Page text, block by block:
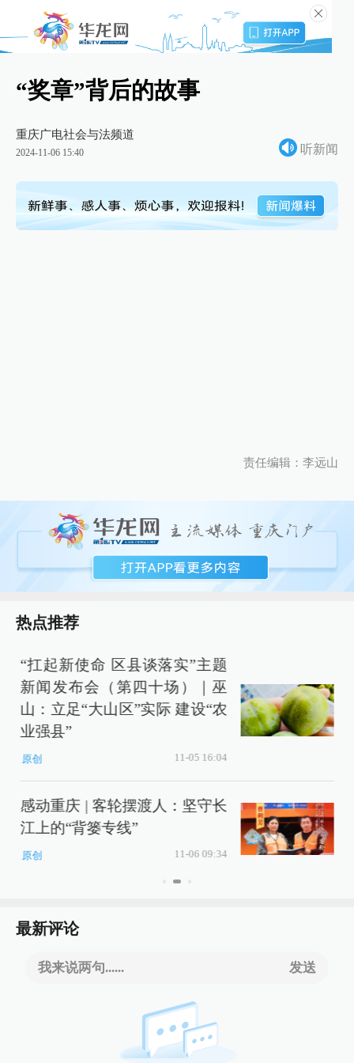
“奖章”背后的故事
重庆广电社会与法频道
2024-11-06 15:40 听新闻
责任编辑：李远山
热点推荐
“扛起新使命 区县谈落实”主题
新闻发布会（第四十场）｜巫
山：立足“大山区”实际 建设“农
业强县”
原创 11-05 16:04
感动重庆 | 客轮摆渡人：坚守长
江上的“背篓专线”
原创 11-06 09:34
最新评论
我来说两句...... 发送